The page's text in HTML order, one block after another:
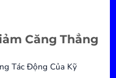
Căng Thẳng
Tác Động Của Kỹ